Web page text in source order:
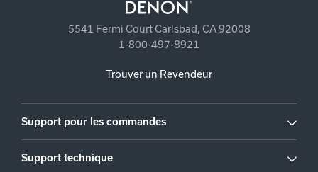
5541 Fermi Court Carlsbad, CA 92008
1-800-497-8921
Trouver un Revendeur
Support pour les commandes
Support technique